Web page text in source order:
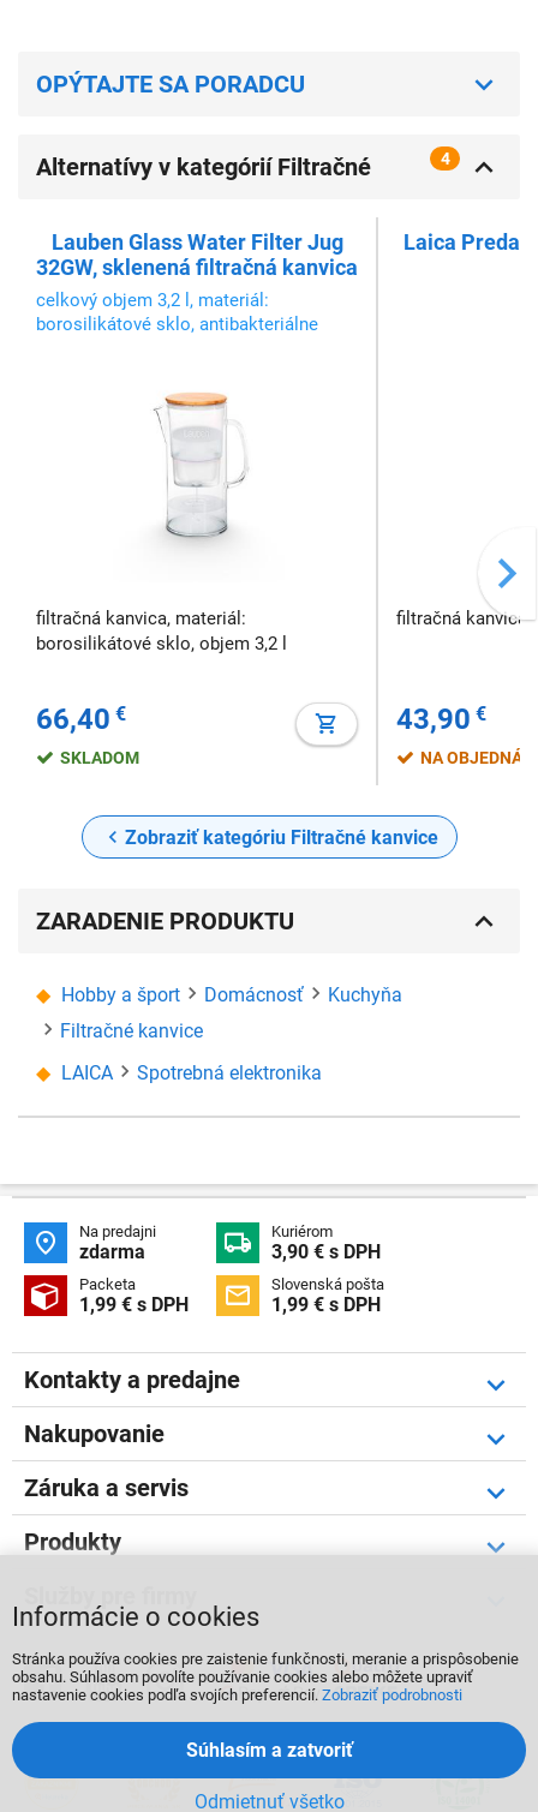
OPÝTAJTE SA PORADCU
Alternatívy v kategórií Filtračné
4
Lauben Glass Water Filter Jug
32GW, sklenená filtračná kanvica
celkový objem 3,2 l, materiál:
borosilikátové sklo, antibakteriálne
filtračná kanvica, materiál:
borosilikátové sklo, objem 3,2 l
66,40 €
SKLADOM
Laica
filtračná kanvica
43,90 €
NA
Zobraziť kategóriu Filtračné kanvice
ZARADENIE PRODUKTU
Hobby a šport Domácnosť
Kuchyňa
Filtračné kanvice
LAICA
Spotrebná elektronika
 Na predajni
zdarma  Kuriérom
3,90 € s DPH
 Packeta
1,99 € s DPH  Slovenská pošta
1,99 € s DPH
Kontakty a predajne
Nakupovanie
Záruka a servis
Produkty
  
Informácie o cookies
Stránka používa cookies pre zaistenie funkčnosti, meranie a prispôsobenie
obsahu. Súhlasom povolíte používanie cookies alebo môžete upraviť
nastavenie cookies podľa svojích preferencií. Zobraziť podrobnosti
Odmietnuť všetko
Súhlasím a zatvoriť